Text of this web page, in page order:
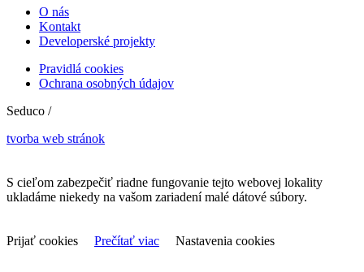
O nás
Kontakt
Developerské projekty
Pravidlá cookies
Ochrana osobných údajov
Seduco /
tvorba web stránok
S cieľom zabezpečiť riadne fungovanie tejto webovej lokality
ukladáme niekedy na vašom zariadení malé dátové súbory.
Prijať cookies Prečítať viac Nastavenia cookies